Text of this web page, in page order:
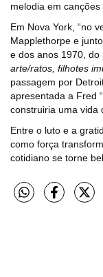
melodia em
Em Nova York, “no
Mapplethorpe e
e dos anos 1970, do
arte/ratos, filhotes
passagem por
apresentada a Fred
construiria uma vida
Entre o luto e a
como força
cotidiano se torne